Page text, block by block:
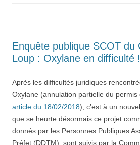
Enquête publique SCOT du
Loup : Oxylane en difficulté
Après les difficultés juridiques
Oxylane (annulation partielle du permis
article du 18/02/2018), c’est à un
que se heurte désormais ce projet
donnés par les Personnes Publiques
Préfet (DDTM), sont suivis par la